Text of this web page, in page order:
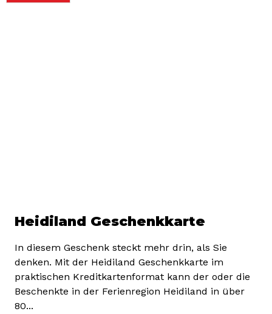
Heidiland Geschenkkarte
In diesem Geschenk steckt mehr drin, als Sie
denken. Mit der Heidiland Geschenkkarte im
praktischen Kreditkartenformat kann der oder die
Beschenkte in der Ferienregion Heidiland in über
80...